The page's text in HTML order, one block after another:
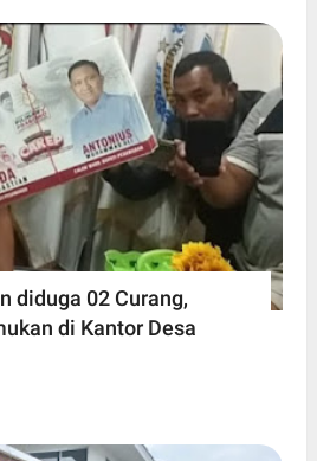
diduga 02 Curang,
di Kantor Desa